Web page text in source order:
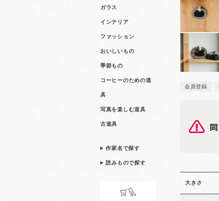
ガラス
インテリア
ファッション
おいしいもの
季節もの
コーヒーのための道
具
写真を楽しむ道具
古道具
作家名で探す
読みもので探す
会員登録
大きさ